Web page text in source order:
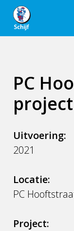
Skip
main
PC
Uitvoering:
2021
Locatie:
PC
Project: